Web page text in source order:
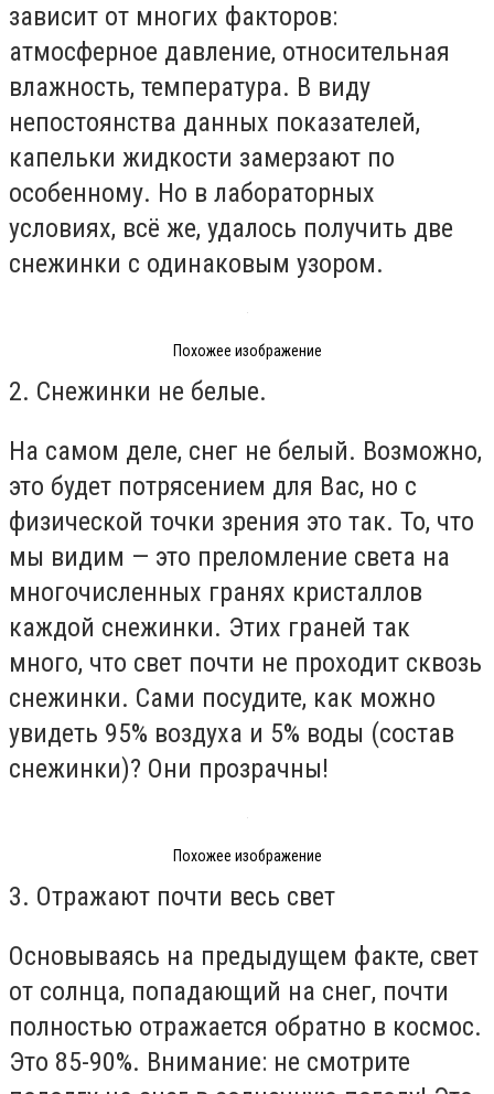
зависит от многих факторов:
атмосферное давление, относительная
влажность, температура. В виду
непостоянства данных показателей,
капельки жидкости замерзают по
особенному. Но в лабораторных
условиях, всё же, удалось получить две
снежинки с одинаковым узором.
Похожее изображение
2. Снежинки не белые.
На самом деле, снег не белый. Возможно,
это будет потрясением для Вас, но с
физической точки зрения это так. То, что
мы видим — это преломление света на
многочисленных гранях кристаллов
каждой снежинки. Этих граней так
много, что свет почти не проходит сквозь
снежинки. Сами посудите, как можно
увидеть 95% воздуха и 5% воды (состав
снежинки)? Они прозрачны!
Похожее изображение
3. Отражают почти весь свет
Основываясь на предыдущем факте, свет
от солнца, попадающий на снег, почти
полностью отражается обратно в космос.
Это 85-90%. Внимание: не смотрите